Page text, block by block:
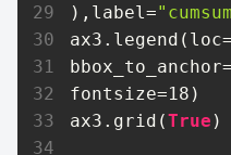
),label=
ax3.legend(loc=
fontsize=18 )
ax3.grid(True )